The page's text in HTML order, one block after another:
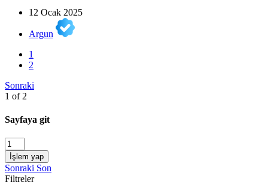
12 Ocak 2025
Argun
1
2
Sonraki
1 of 2
Sayfaya git
İşlem yap
Sonraki Son
Filtreler